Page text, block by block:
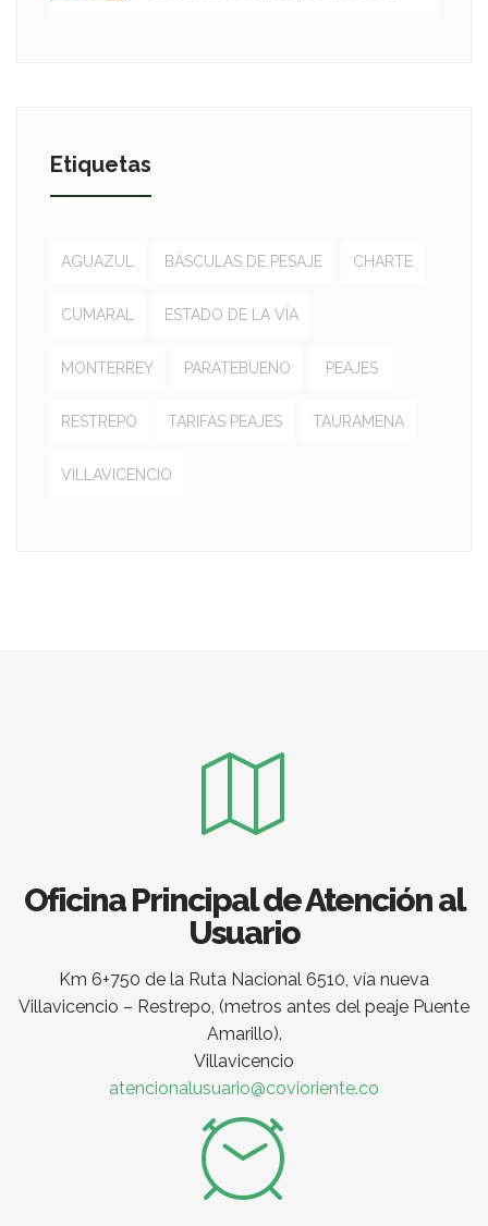
Etiquetas
AGUAZUL BÁSCULAS DE PESAJE CHARTE
CUMARAL ESTADO DE LA VÍA
MONTERREY PARATEBUENO PEAJES
RESTREPO TARIFAS PEAJES TAURAMENA
VILLAVICENCIO
Oficina Principal de Atención al
Usuario
Km 6+750 de la Ruta Nacional 6510, vía nueva
Villavicencio – Restrepo, (metros antes del peaje Puente
Amarillo).
Villavicencio
atencionalusuario@covioriente.co